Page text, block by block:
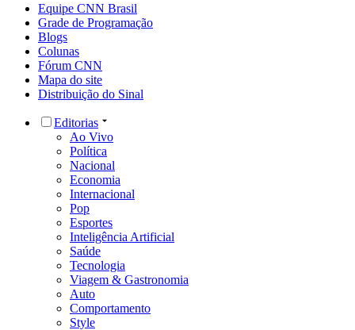
Equipe CNN Brasil
Grade de Programação
Blogs
Colunas
Fórum CNN
Mapa do site
Distribuição do Sinal
Editorias
Ao Vivo
Política
Nacional
Economia
Internacional
Pop
Esportes
Inteligência Artificial
Saúde
Tecnologia
Viagem & Gastronomia
Auto
Comportamento
Style